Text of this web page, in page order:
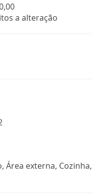
a alteração
Área externa, Cozinha,